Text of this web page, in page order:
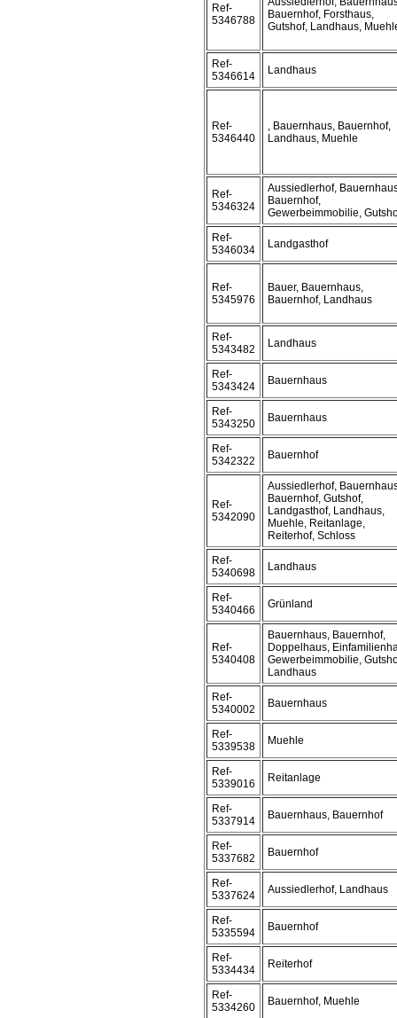
Ref-
5346788
Bauernhof, Forsthaus,
Gutshof, Landhaus,
Ref-
5346614
Landhaus
Ref-
5346440
, Bauernhaus, Bauernhof,
Landhaus, Muehle
Ref-
5346324
Aussiedlerhof,
Bauernhof,
Gewerbeimmobilie,
Ref-
5346034
Landgasthof
Ref-
5345976
Bauer, Bauernhaus,
Bauernhof, Landhaus
Ref-
5343482
Landhaus
Ref-
5343424
Bauernhaus
Ref-
5343250
Bauernhaus
Ref-
5342322
Bauernhof
Ref-
5342090
Aussiedlerhof,
Bauernhof, Gutshof,
Landgasthof, Landhaus,
Muehle, Reitanlage,
Reiterhof, Schloss
Ref-
5340698
Landhaus
Ref-
5340466
Grünland
Ref-
5340408
Bauernhaus, Bauernhof,
Doppelhaus,
Gewerbeimmobilie,
Landhaus
Ref-
5340002
Bauernhaus
Ref-
5339538
Muehle
Ref-
5339016
Reitanlage
Ref-
5337914
Bauernhaus, Bauernhof
Ref-
5337682
Bauernhof
Ref-
5337624
Aussiedlerhof, Landhaus
Ref-
5335594
Bauernhof
Ref-
5334434
Reiterhof
Ref-
5334260
Bauernhof, Muehle